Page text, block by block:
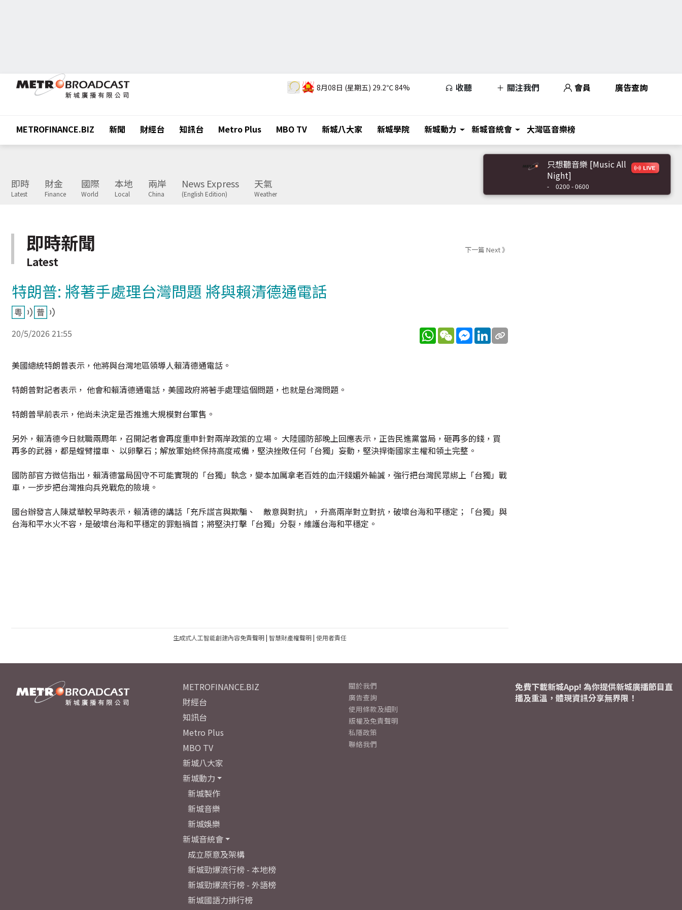
8月08日 (星期五) 29.2℃84% 收聽 關注我們 會員 廣告查詢
METROFINANCE.BIZ 新聞 財經台 知訊台 Metro Plus MBO TV 新城八大家 新城學院 新城動力 新城音統會 大灣區音樂榜
即時
Latest
財金
Finance
國際
World
本地
Local
兩岸
China
News Express
(English Edition)
天氣
Weather
只想聽音樂 [Music All
Night]
- 0200 - 0600
即時新聞
Latest
下一篇 Next 》
特朗普: 將著手處理台灣問題 將與賴清德通電話
20/5/2026 21:55 WhatsApp
WeChatMessenger
LinkedIn
美國總統特朗普表示，他將與台灣地區領導人賴清德通電話。
特朗普對記者表示， 他會和賴清德通電話，美國政府將著手處理這個問題，也就是台灣問題。
特朗普早前表示，他尚未決定是否推進大規模對台軍售。
另外，賴清德今日就職兩周年，召開記者會再度重申針對兩岸政策的立場。 大陸國防部晚上回應表示，正告民進黨當局，砸再多的錢，買
再多的武器，都是螳臂擋車、 以卵擊石；解放軍始終保持高度戒備，堅決挫敗任何「台獨」妄動，堅決捍衛國家主權和領土完整。
國防部官方微信指出，賴清德當局固守不可能實現的「台獨」執念，變本加厲拿老百姓的血汗錢媚外輸誠，強行把台灣民眾綁上「台獨」戰
車，一步步把台灣推向兵兇戰危的險境。
國台辦發言人陳斌華較早時表示，賴清德的講話「充斥謊言與欺騙、 敵意與對抗」，升高兩岸對立對抗，破壞台海和平穩定；「台獨」與
台海和平水火不容，是破壞台海和平穩定的罪魁禍首；將堅決打擊「台獨」分裂，維護台海和平穩定。
生成式人工智能創建內容免責聲明| 智慧財產權聲明| 使用者責任
METROFINANCE.BIZ
財經台
知訊台
Metro Plus
MBO TV
新城八大家
新城動力
新城製作
新城音樂
新城娛樂
新城音統會
成立原意及架構
新城勁爆流行榜 - 本地榜
新城勁爆流行榜 - 外語榜
新城國語力排行榜
關於我們
廣告查詢
使用條款及細則
版權及免責聲明
私隱政策
聯絡我們
免費下載新城App! 為你提供新城廣播節目直
播及重溫，體現資訊分享無界限！